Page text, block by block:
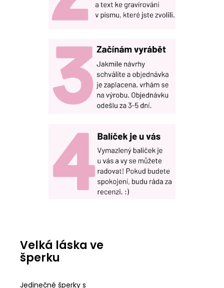
Velká láska ve
šperku
Jedinečné šperky s